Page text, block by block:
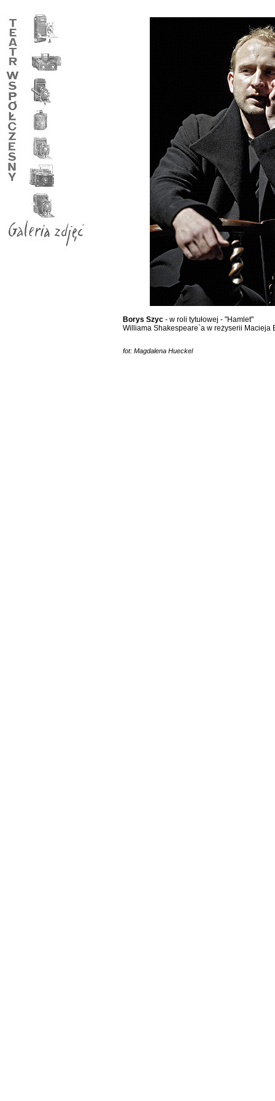
Borys Szyc - w roli tytułowej - "Hamlet"
Williama Shakespeare`a w reżyserii Macieja
fot: Magdalena Hueckel